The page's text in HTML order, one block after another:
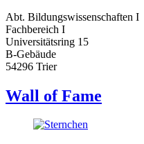
Abt. Bildungswissenschaften I
Fachbereich I
Universitätsring 15
B-Gebäude
54296 Trier
Wall of Fame